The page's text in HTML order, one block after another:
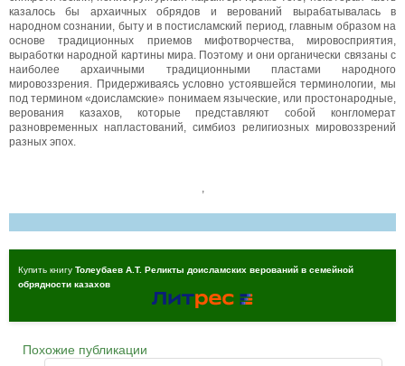
казалось бы архаичных обрядов и верований вырабатывалась в
народном сознании, быту и в постисламский период, главным образом на
основе традиционных приемов мифотворчества, мировосприятия,
выработки народной картины мира. Поэтому и они органически связаны с
наиболее архаичными традиционными пластами народного
мировоззрения. Придерживаясь условно устоявшейся терминологии, мы
под термином «доисламские» понимаем языческие, или простонародные,
верования казахов, которые представляют собой конгломерат
разновременных напластований, симбиоз религиозных мировоззрений
разных эпох.
,
Купить книгу Толеубаев А.Т. Реликты доисламских верований в семейной
обрядности казахов
Похожие публикации